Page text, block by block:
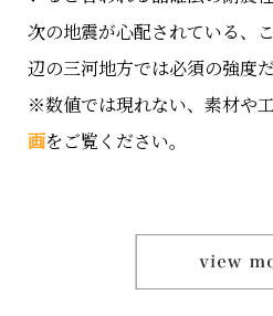
次の地震が心配されている、
辺の三河地方では必須の強度だ
※数値では現れない、素材や
画をご覧ください。